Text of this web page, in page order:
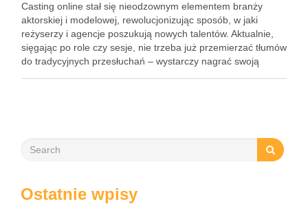
Casting online stał się nieodzownym elementem branży
aktorskiej i modelowej, rewolucjonizując sposób, w jaki
reżyserzy i agencje poszukują nowych talentów. Aktualnie,
sięgając po role czy sesje, nie trzeba już przemierzać tłumów
do tradycyjnych przesłuchań – wystarczy nagrać swoją
Ostatnie wpisy